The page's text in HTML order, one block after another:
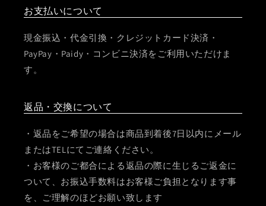
お支払いについて
現金振込・代金引換・クレジットカード決済・
PayPay・Paidy・コンビニ決済をご利用いただけま
す。
返品・交換について
・返品をご希望の場合は商品到着後7日以内にメール
またはTELにてご連絡ください。
・お客様のご都合による返品の際に生じるご返金に
ついて、お振込手数料はお客様ご負担となります事
を、ご理解のほどお願い致します